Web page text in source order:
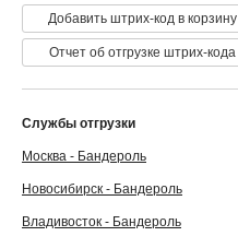
Добавить штрих-код в корзину
Отчет об отгрузке штрих-кода
Службы отгрузки
Москва - Бандероль
Новосибирск - Бандероль
Владивосток - Бандероль